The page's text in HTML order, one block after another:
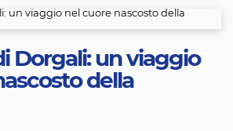
Dorgali: un viaggio
della